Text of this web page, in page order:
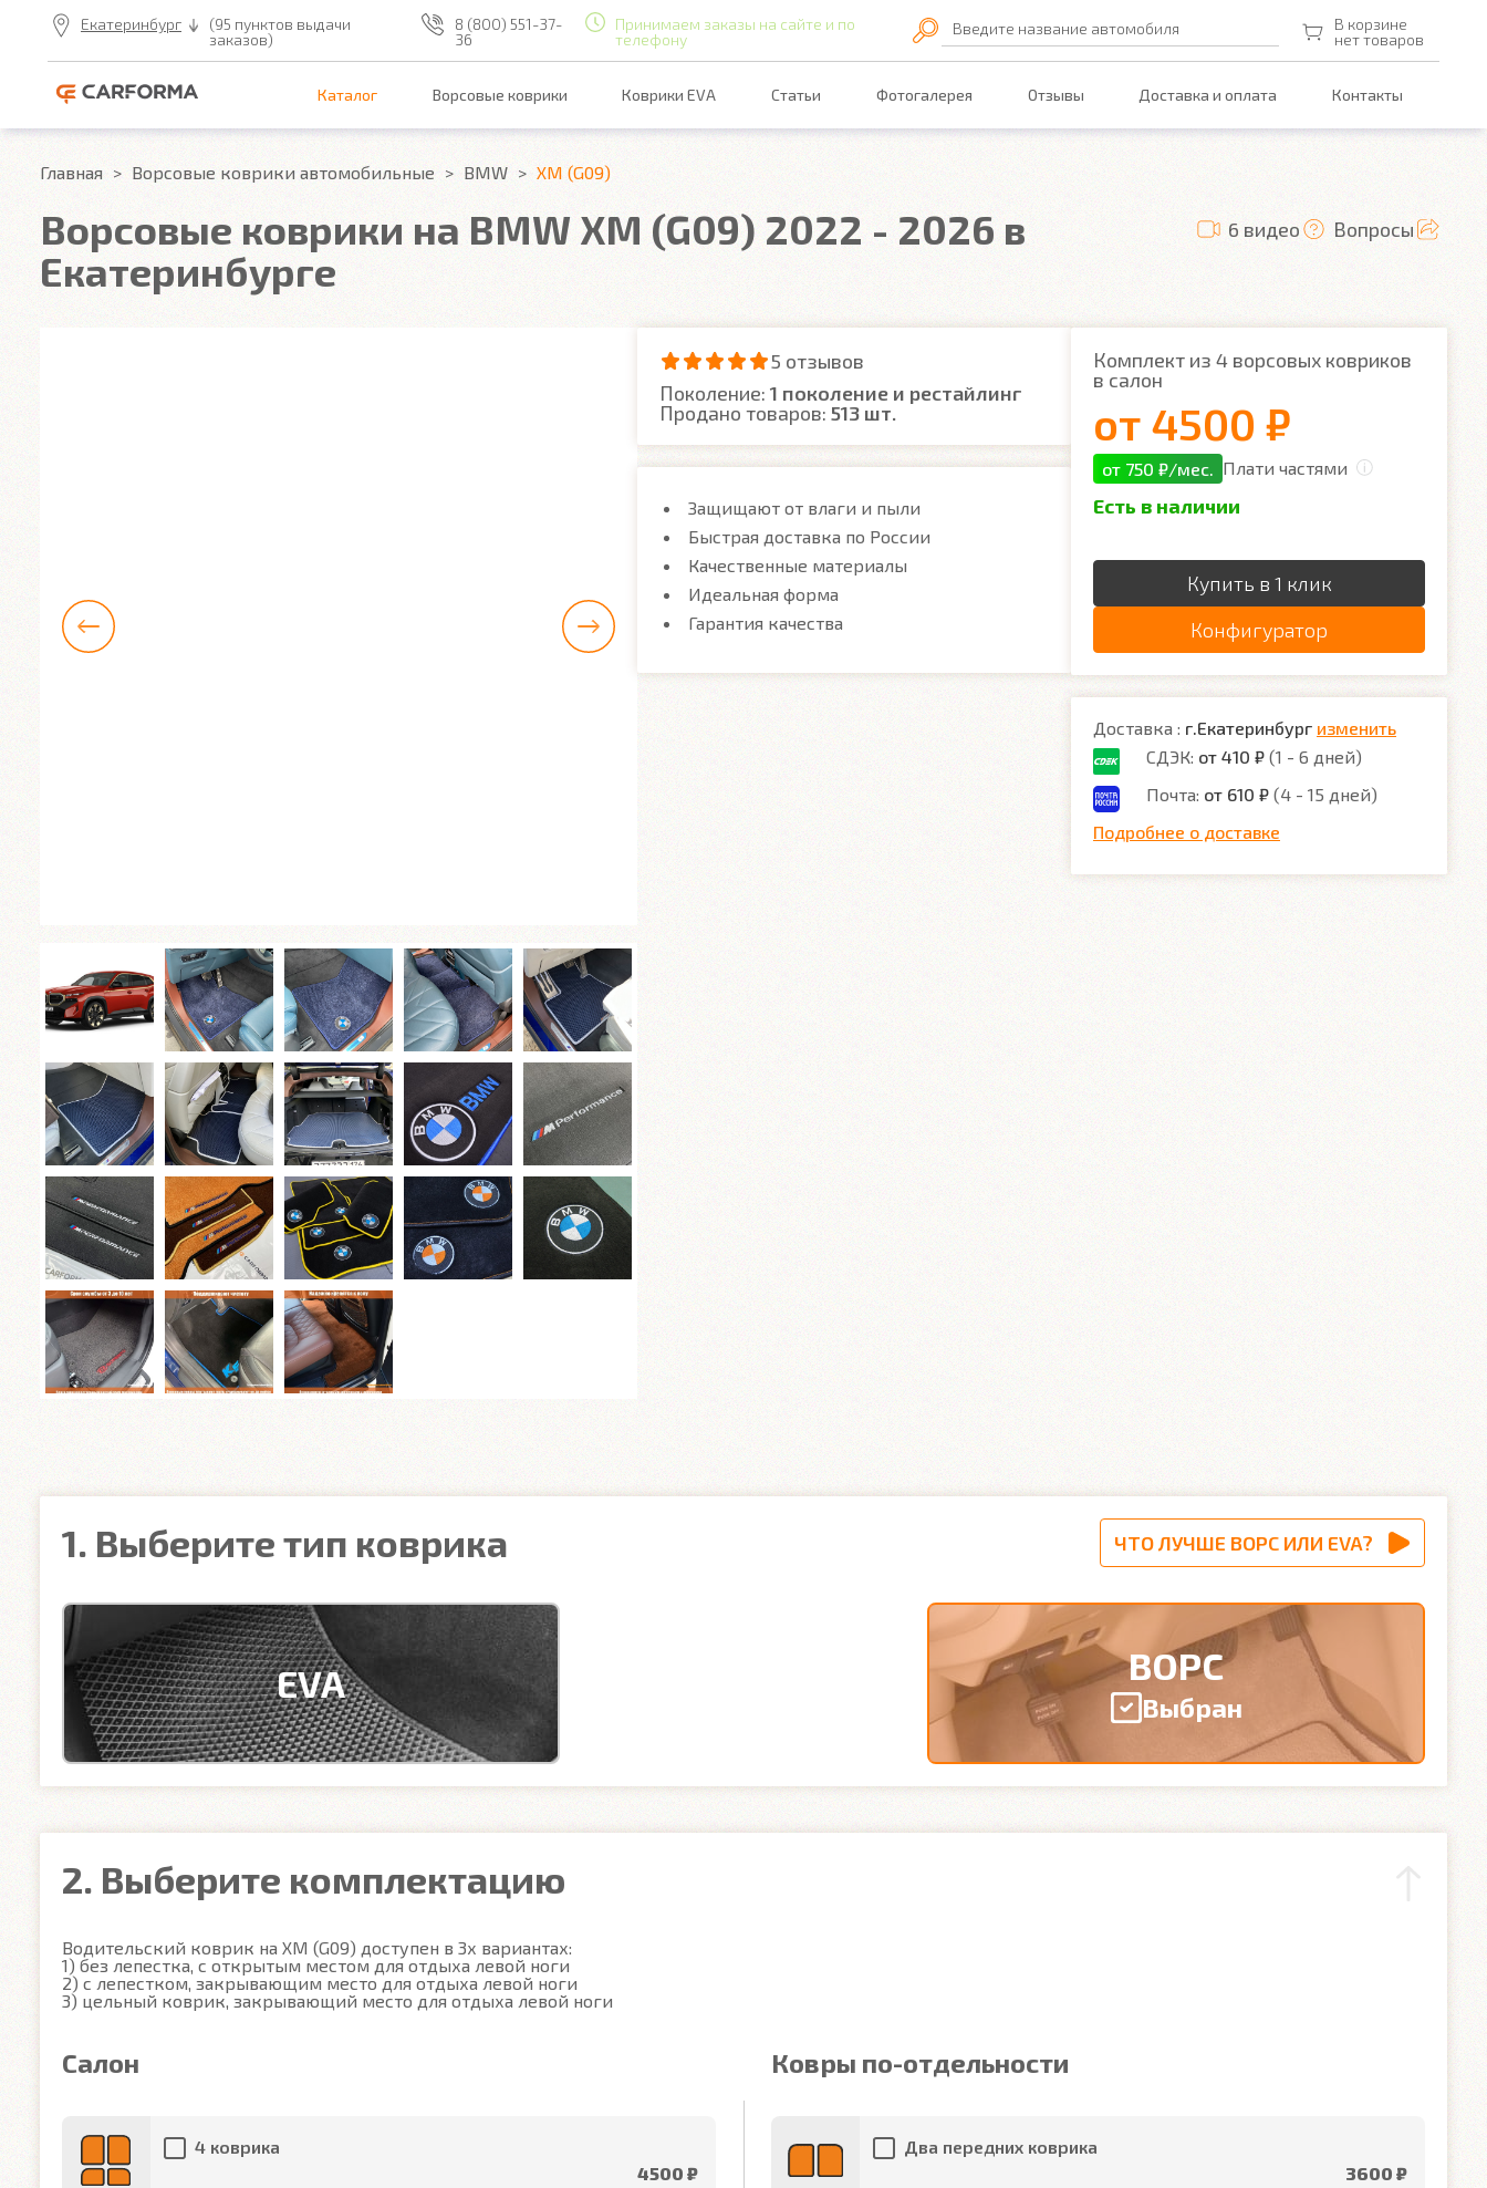
Екатеринбург
(95 пунктов выдачи
заказов)
8 (800) 551-37-
36
Принимаем заказы на сайте и по
телефону
Введите название автомобиля
В корзине
нет товаров
Каталог Ворсовые коврики Коврики EVA Статьи Фотогалерея Отзывы Доставка и оплата Контакты
Главная Ворсовые коврики автомобильные BMW XM (G09)
Ворсовые коврики на BMW XM (G09) 2022 - 2026 в
Екатеринбурге
6 видео Вопросы
5 отзывов
Поколение: 1 поколение и рестайлинг
Продано товаров: 513 шт.
Защищают от влаги и пыли
Быстрая доставка по России
Качественные материалы
Идеальная форма
Гарантия качества
Комплект из 4 ворсовых ковриков
в салон
от 4500 ₽
от 750 ₽/мес. Плати частями
Есть в наличии
Купить в 1 клик
Конфигуратор
Доставка : г.Екатеринбург изменить
СДЭК: от 410 ₽ (1 - 6 дней)
Почта: от 610 ₽ (4 - 15 дней)
Подробнее о доставке
1. Выберите тип коврика ЧТО ЛУЧШЕ ВОРС ИЛИ EVA?
EVA ВОРС
Выбран
2. Выберите комплектацию
Водительский коврик на XM (G09) доступен в 3х вариантах:
1) без лепестка, с открытым местом для отдыха левой ноги
2) с лепестком, закрывающим место для отдыха левой ноги
3) цельный коврик, закрывающий место для отдыха левой ноги
Салон
4 коврика
4500 ₽
Ковры по-отдельности
Два передних коврика
3600 ₽